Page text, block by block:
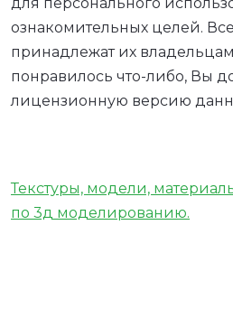
ознакомительных целей.
принадлежат их
понравилось что-либо, Вы
лицензионную версию
Текстуры, модели,
по 3д моделированию.